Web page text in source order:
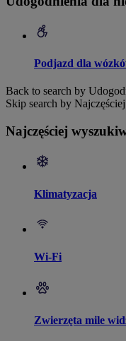
Podjazd dla
Back to search by
Skip search by
Najczęściej
Klimatyzacja
Wi-Fi
Zwierzęta mile